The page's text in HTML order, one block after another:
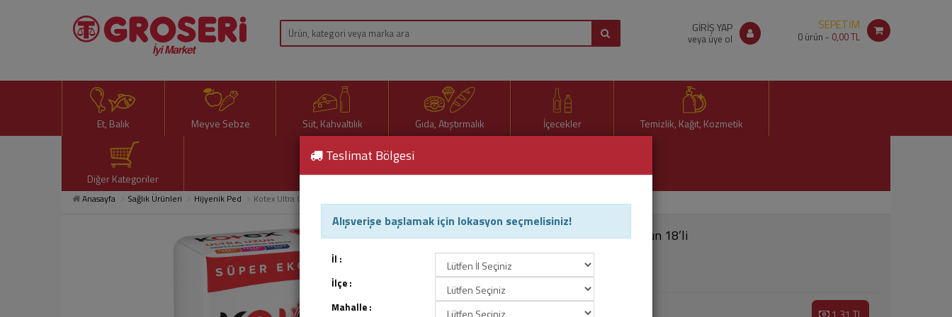
GİRİŞ YAP
veya üye ol
SEPETİM
0 ürün - 0,00 TL
Et, Balık Meyve Sebze Süt, Kahvaltılık Gıda, Atıştırmalık İçecekler Temizlik, Kağıt, Kozmetik
Diğer Kategoriler
Anasayfa Sağlık Ürünleri Hijyenik Ped Kotex Ultra Quadro Kanatlı Uzun 18’li
Kotex Ultra Quadro Kanatlı Uzun 18’li
Ürün Kodu : 70376
1,31 TL
Teslimat Bölgesi
Alışverişe başlamak için lokasyon seçmelisiniz!
İl :
İlçe :
Mahalle :